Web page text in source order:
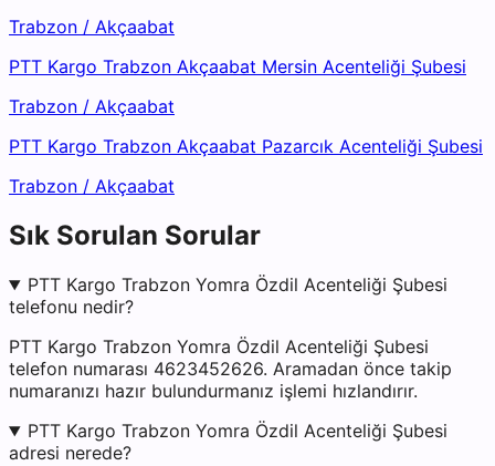
Trabzon / Akçaabat
PTT Kargo Trabzon Akçaabat Mersin Acenteliği Şubesi
Trabzon / Akçaabat
PTT Kargo Trabzon Akçaabat Pazarcık Acenteliği Şubesi
Trabzon / Akçaabat
Sık Sorulan Sorular
PTT Kargo Trabzon Yomra Özdil Acenteliği Şubesi
telefonu nedir?
PTT Kargo Trabzon Yomra Özdil Acenteliği Şubesi
telefon numarası 4623452626. Aramadan önce takip
numaranızı hazır bulundurmanız işlemi hızlandırır.
PTT Kargo Trabzon Yomra Özdil Acenteliği Şubesi
adresi nerede?